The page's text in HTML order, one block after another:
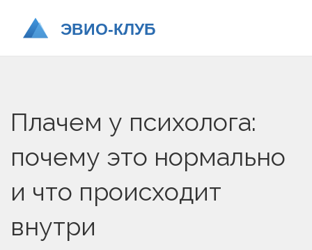
Плачем у психолога:
почему это нормально
и что происходит
внутри